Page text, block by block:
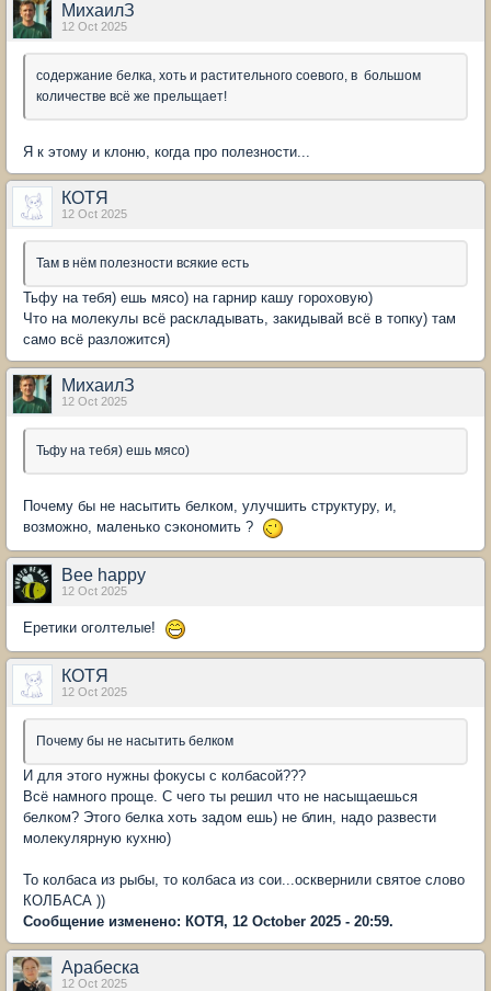
МихаилЗ
12 Oct 2025
содержание белка, хоть и растительного соевого, в большом
количестве всё же прельщает!
Я к этому и клоню, когда про полезности...
КОТЯ
12 Oct 2025
Там в нём полезности всякие есть
Тьфу на тебя) ешь мясо) на гарнир кашу гороховую)
Что на молекулы всё раскладывать, закидывай всё в топку) там
само всё разложится)
МихаилЗ
12 Oct 2025
Тьфу на тебя) ешь мясо)
Почему бы не насытить белком, улучшить структуру, и,
возможно, маленько сэкономить ?
Bee happy
12 Oct 2025
Еретики оголтелые!
КОТЯ
12 Oct 2025
Почему бы не насытить белком
И для этого нужны фокусы с колбасой???
Всё намного проще. С чего ты решил что не насыщаешься
белком? Этого белка хоть задом ешь) не блин, надо развести
молекулярную кухню)
То колбаса из рыбы, то колбаса из сои...осквернили святое слово
КОЛБАСА ))
Сообщение изменено: КОТЯ, 12 October 2025 - 20:59.
Арабеска
12 Oct 2025